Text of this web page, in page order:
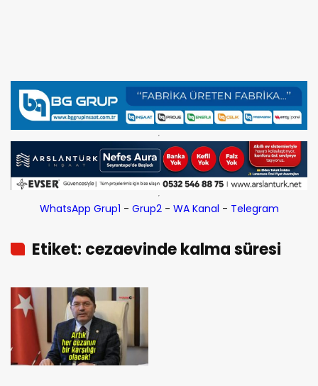
WhatsApp Grup1 - Grup2- WA Kanal - Telegram
Etiket: cezaevinde kalma süresi